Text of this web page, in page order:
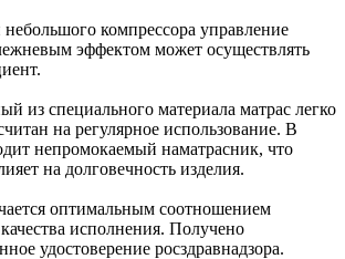
компрессора управление
эффектом может осуществлять
из специального материала матрас легко
на регулярное использование. В
непромокаемый наматрасник, что
на долговечность изделия.
оптимальным соотношением
исполнения. Получено
удостоверение росздравнадзора.